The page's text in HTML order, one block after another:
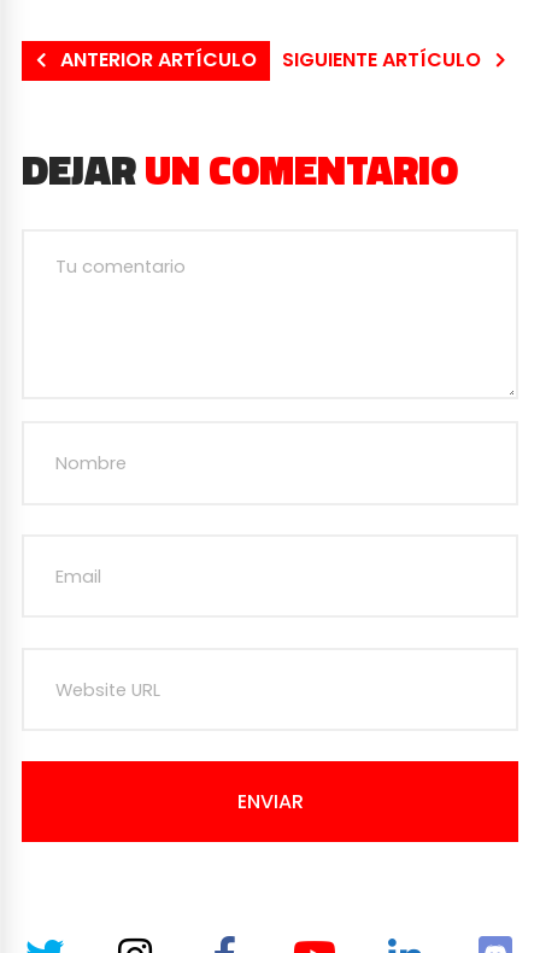
ANTERIOR ARTÍCULO SIGUIENTE ARTÍCULO
DEJARUN COMENTARIO
ENVIAR